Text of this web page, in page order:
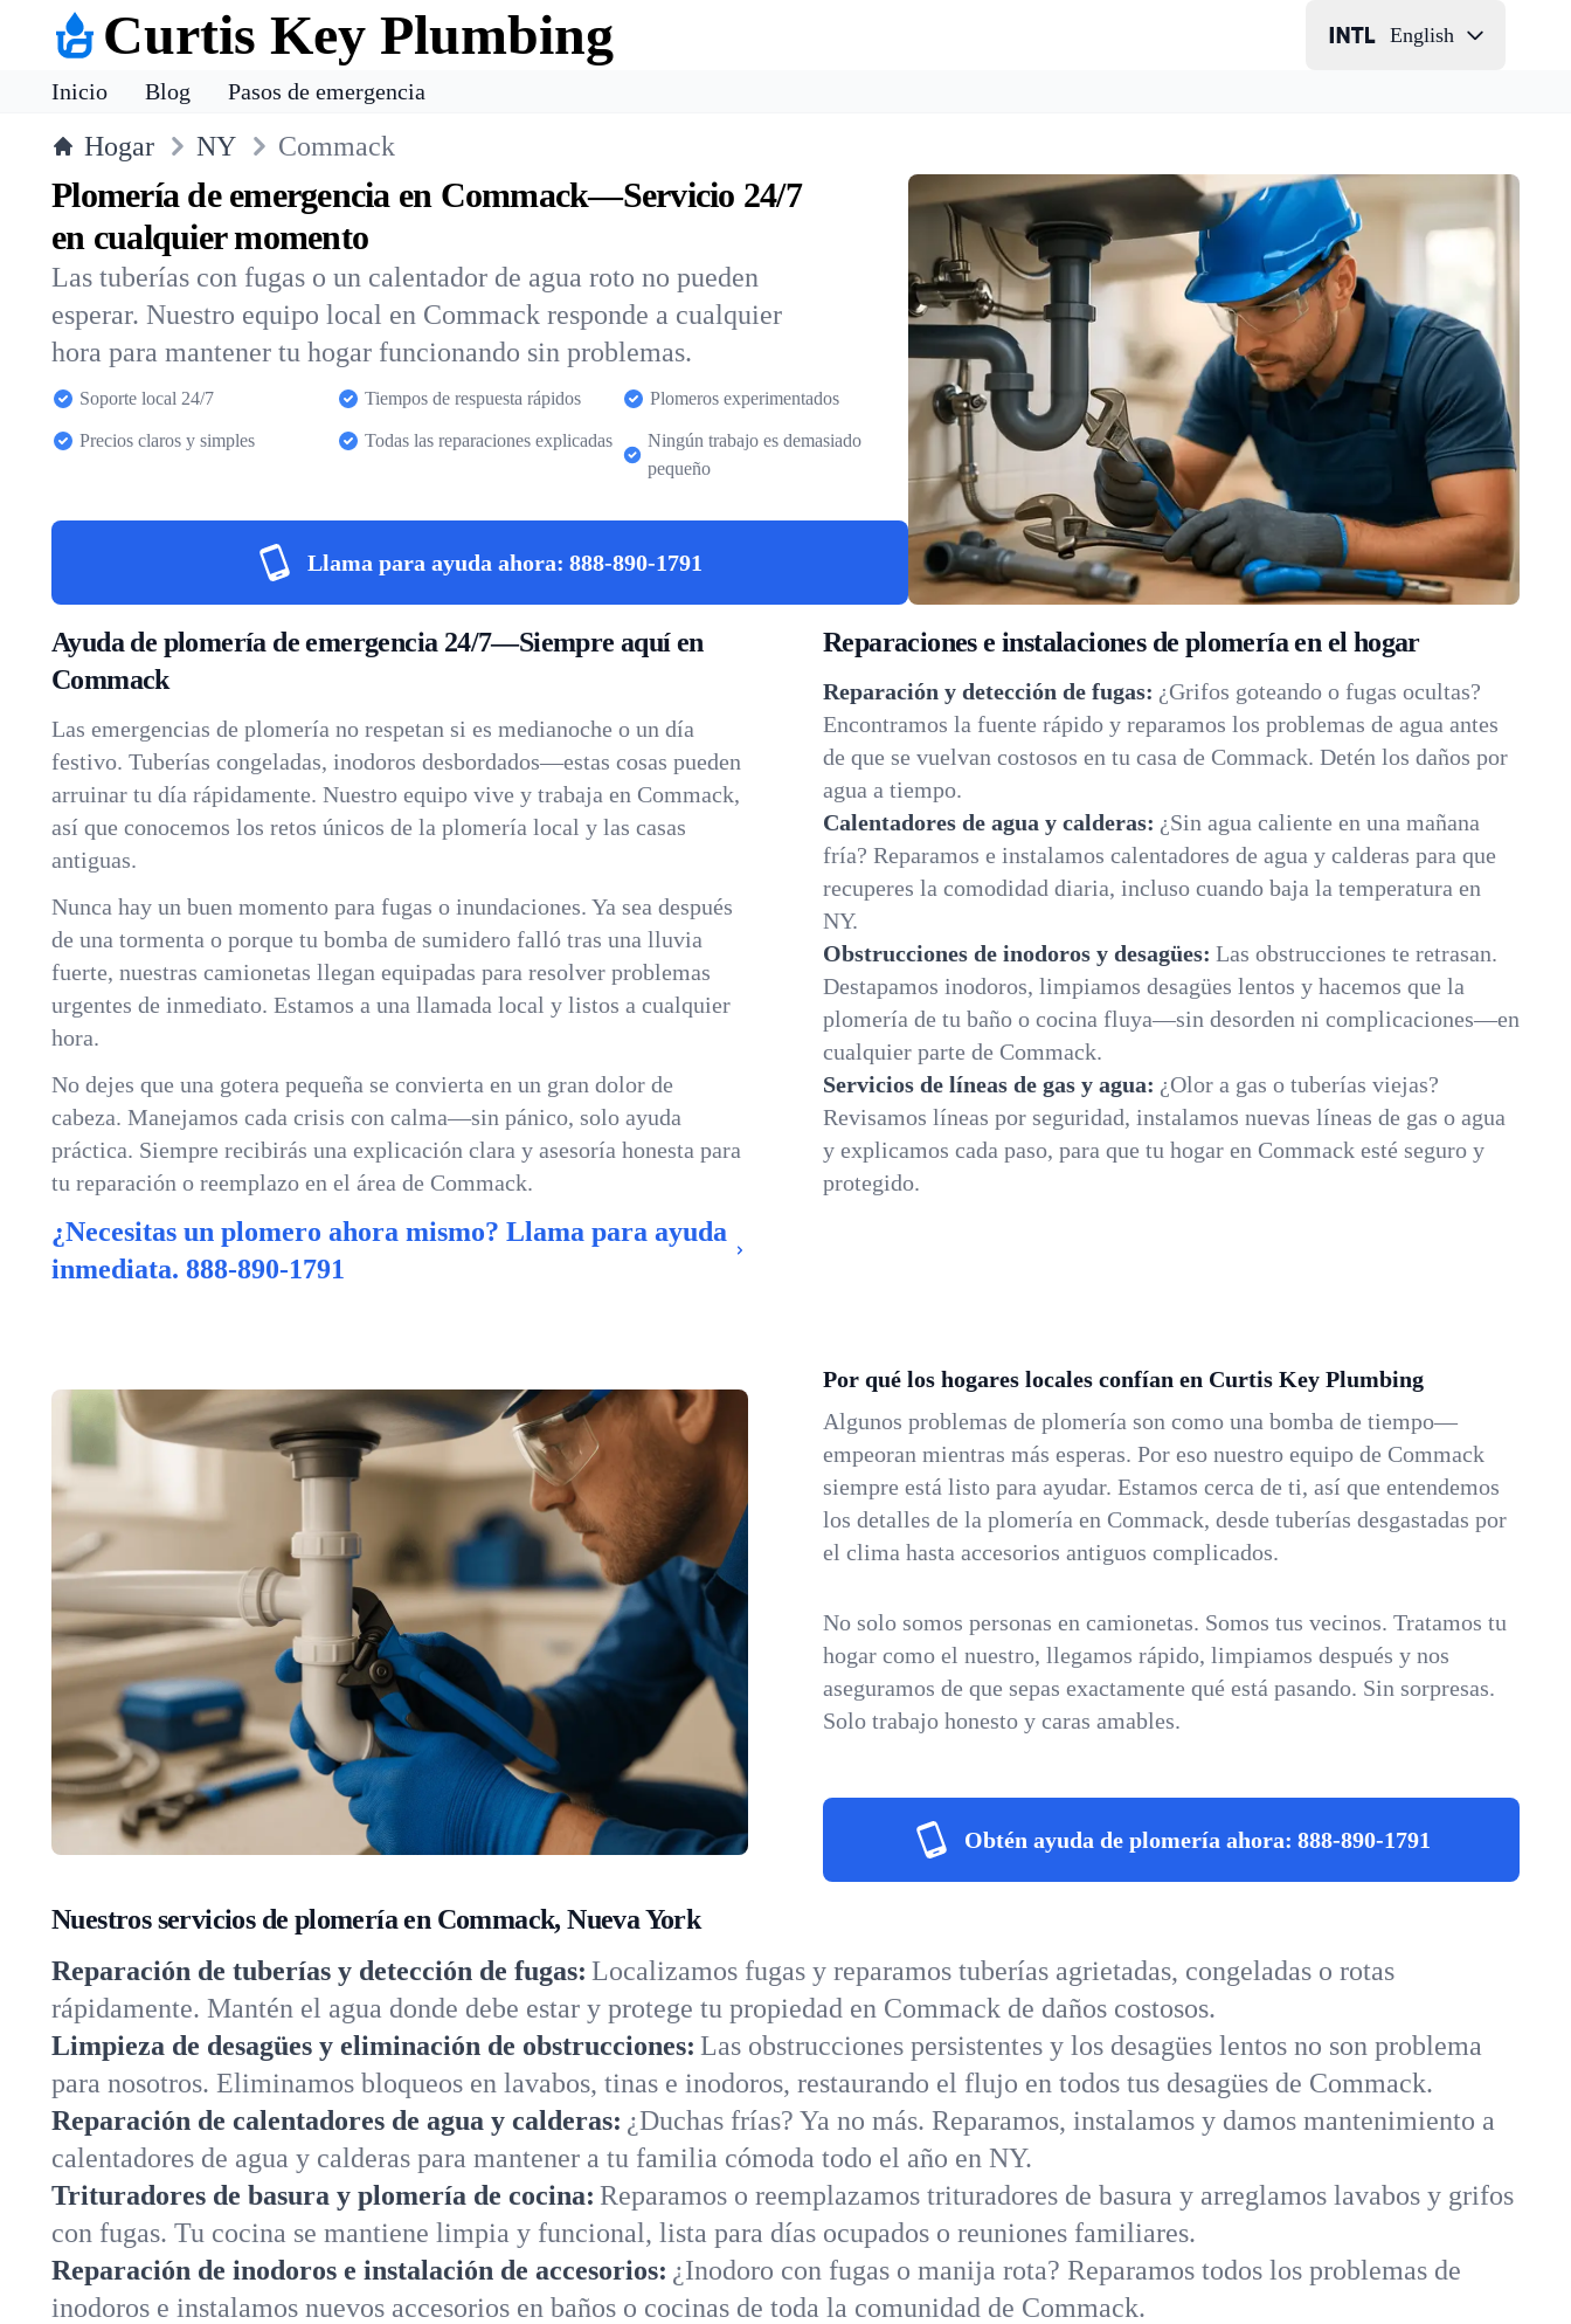
Curtis Key Plumbing English
Inicio Blog Pasos de emergencia
Hogar NY Commack
Plomería de emergencia en Commack—Servicio 24/7
en cualquier momento
Las tuberías con fugas o un calentador de agua roto no pueden
esperar. Nuestro equipo local en Commack responde a cualquier
hora para mantener tu hogar funcionando sin problemas.
Soporte local 24/7 Tiempos de respuesta rápidos Plomeros experimentados
Precios claros y simples Todas las reparaciones explicadas
Ningún trabajo es demasiado
pequeño
Llama para ayuda ahora: 888-890-1791
Ayuda de plomería de emergencia 24/7—Siempre aquí en
Commack
Las emergencias de plomería no respetan si es medianoche o un día
festivo. Tuberías congeladas, inodoros desbordados—estas cosas pueden
arruinar tu día rápidamente. Nuestro equipo vive y trabaja en Commack,
así que conocemos los retos únicos de la plomería local y las casas
antiguas.
Nunca hay un buen momento para fugas o inundaciones. Ya sea después
de una tormenta o porque tu bomba de sumidero falló tras una lluvia
fuerte, nuestras camionetas llegan equipadas para resolver problemas
urgentes de inmediato. Estamos a una llamada local y listos a cualquier
hora.
No dejes que una gotera pequeña se convierta en un gran dolor de
cabeza. Manejamos cada crisis con calma—sin pánico, solo ayuda
práctica. Siempre recibirás una explicación clara y asesoría honesta para
tu reparación o reemplazo en el área de Commack.
¿Necesitas un plomero ahora mismo? Llama para ayuda
inmediata. 888-890-1791
Reparaciones e instalaciones de plomería en el hogar
Reparación y detección de fugas: ¿Grifos goteando o fugas ocultas?
Encontramos la fuente rápido y reparamos los problemas de agua antes
de que se vuelvan costosos en tu casa de Commack. Detén los daños por
agua a tiempo.
Calentadores de agua y calderas: ¿Sin agua caliente en una mañana
fría? Reparamos e instalamos calentadores de agua y calderas para que
recuperes la comodidad diaria, incluso cuando baja la temperatura en
NY.
Obstrucciones de inodoros y desagües: Las obstrucciones te retrasan.
Destapamos inodoros, limpiamos desagües lentos y hacemos que la
plomería de tu baño o cocina fluya—sin desorden ni complicaciones—en
cualquier parte de Commack.
Servicios de líneas de gas y agua: ¿Olor a gas o tuberías viejas?
Revisamos líneas por seguridad, instalamos nuevas líneas de gas o agua
y explicamos cada paso, para que tu hogar en Commack esté seguro y
protegido.
Por qué los hogares locales confían en Curtis Key Plumbing
Algunos problemas de plomería son como una bomba de tiempo—
empeoran mientras más esperas. Por eso nuestro equipo de Commack
siempre está listo para ayudar. Estamos cerca de ti, así que entendemos
los detalles de la plomería en Commack, desde tuberías desgastadas por
el clima hasta accesorios antiguos complicados.
No solo somos personas en camionetas. Somos tus vecinos. Tratamos tu
hogar como el nuestro, llegamos rápido, limpiamos después y nos
aseguramos de que sepas exactamente qué está pasando. Sin sorpresas.
Solo trabajo honesto y caras amables.
Obtén ayuda de plomería ahora: 888-890-1791
Nuestros servicios de plomería en Commack, Nueva York
Reparación de tuberías y detección de fugas: Localizamos fugas y reparamos tuberías agrietadas, congeladas o rotas
rápidamente. Mantén el agua donde debe estar y protege tu propiedad en Commack de daños costosos.
Limpieza de desagües y eliminación de obstrucciones: Las obstrucciones persistentes y los desagües lentos no son problema
para nosotros. Eliminamos bloqueos en lavabos, tinas e inodoros, restaurando el flujo en todos tus desagües de Commack.
Reparación de calentadores de agua y calderas: ¿Duchas frías? Ya no más. Reparamos, instalamos y damos mantenimiento a
calentadores de agua y calderas para mantener a tu familia cómoda todo el año en NY.
Trituradores de basura y plomería de cocina: Reparamos o reemplazamos trituradores de basura y arreglamos lavabos y grifos
con fugas. Tu cocina se mantiene limpia y funcional, lista para días ocupados o reuniones familiares.
Reparación de inodoros e instalación de accesorios: ¿Inodoro con fugas o manija rota? Reparamos todos los problemas de
inodoros e instalamos nuevos accesorios en baños o cocinas de toda la comunidad de Commack.